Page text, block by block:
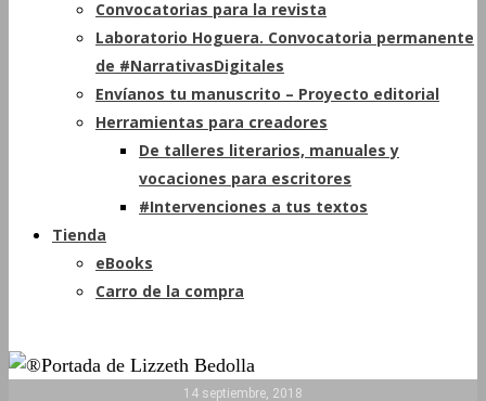
Convocatorias para la revista
Laboratorio Hoguera. Convocatoria permanente
de #NarrativasDigitales
Envíanos tu manuscrito – Proyecto editorial
Herramientas para creadores
De talleres literarios, manuales y
vocaciones para escritores
#Intervenciones a tus textos
Tienda
eBooks
Carro de la compra
14 septiembre, 2018